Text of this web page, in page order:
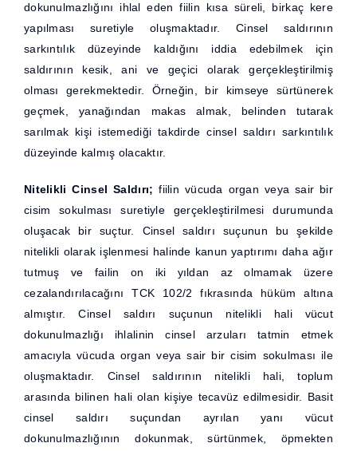
dokunulmazlığını ihlal eden fiilin kısa süreli, birkaç kere
yapılması suretiyle oluşmaktadır. Cinsel saldırının
sarkıntılık düzeyinde kaldığını iddia edebilmek için
saldırının kesik, ani ve geçici olarak gerçekleştirilmiş
olması gerekmektedir. Örneğin, bir kimseye sürtünerek
geçmek, yanağından makas almak, belinden tutarak
sarılmak kişi istemediği takdirde cinsel saldırı sarkıntılık
düzeyinde kalmış olacaktır.
Nitelikli Cinsel Saldırı;fiilin vücuda organ veya sair bir
cisim sokulması suretiyle gerçekleştirilmesi durumunda
oluşacak bir suçtur. Cinsel saldırı suçunun bu şekilde
nitelikli olarak işlenmesi halinde kanun yaptırımı daha ağır
tutmuş ve failin on iki yıldan az olmamak üzere
cezalandırılacağını TCK 102/2 fıkrasında hüküm altına
almıştır. Cinsel saldırı suçunun nitelikli hali vücut
dokunulmazlığı ihlalinin cinsel arzuları tatmin etmek
amacıyla vücuda organ veya sair bir cisim sokulması ile
oluşmaktadır. Cinsel saldırının nitelikli hali, toplum
arasında bilinen hali olan kişiye tecavüz edilmesidir. Basit
cinsel saldırı suçundan ayrılan yanı vücut
dokunulmazlığının dokunmak, sürtünmek, öpmekten